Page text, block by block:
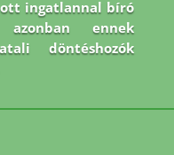
ott ingatlannal bíró
azonban ennek
döntéshozók